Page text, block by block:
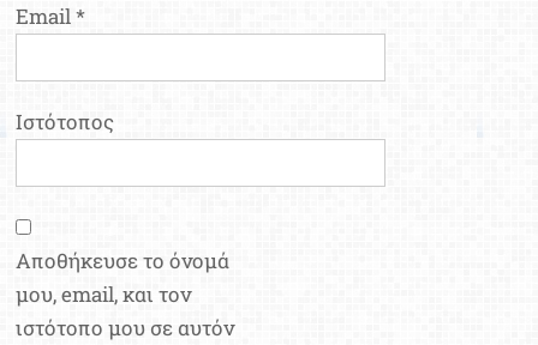
Email*
Ιστότοπος
Αποθήκευσε το όνομά
μου, email, και τον
ιστότοπο μου σε αυτόν